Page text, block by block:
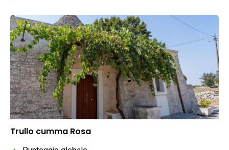
Trullo cumma Rosa